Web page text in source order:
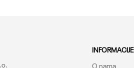
INFORMACIJE
O nama